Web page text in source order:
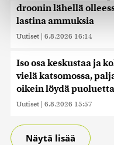
Käytämme evästeitä
tukemiseen ja
alan kumppaneillemme
sivustoamme.
tietoja muihin tietoihin,
kerätty, kun olet
droonin lähellä
lastina ammuksia
Uutiset | 6.8.2026 16:14
Iso osa keskustaa ja
vielä katsomossa,
oikein löydä
Uutiset | 6.8.2026 15:57
Näytä lisää